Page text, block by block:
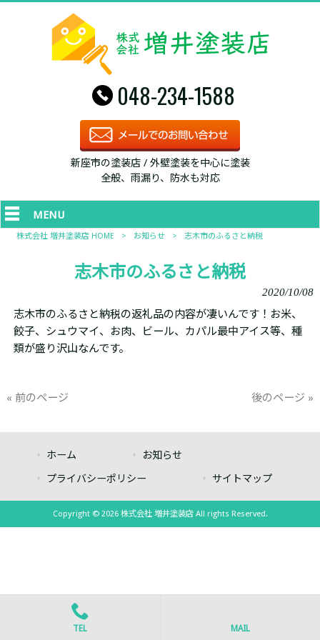
048-234-1588
新座市の塗装店 / 外壁塗装を中心に塗装
全般、雨漏り、防水も対応
MENU
株式会社 増井塗装店 HOME > お知らせ > 志木市のふるさと納税
志木市のふるさと納税
2020/10/08
志木市のふるさと納税の返礼品の内容が凄いんです！お米、
餃子、シュウマイ、お肉、ビール、カパル最中アイス等、種
類が盛り沢山なんです。
« 前のページ 後のページ »
ホーム お知らせ
プライバシーポリシー サイトマップ
Copyright © 2026 株式会社 増井塗装店 All rights Reserved.
TEL MAIL